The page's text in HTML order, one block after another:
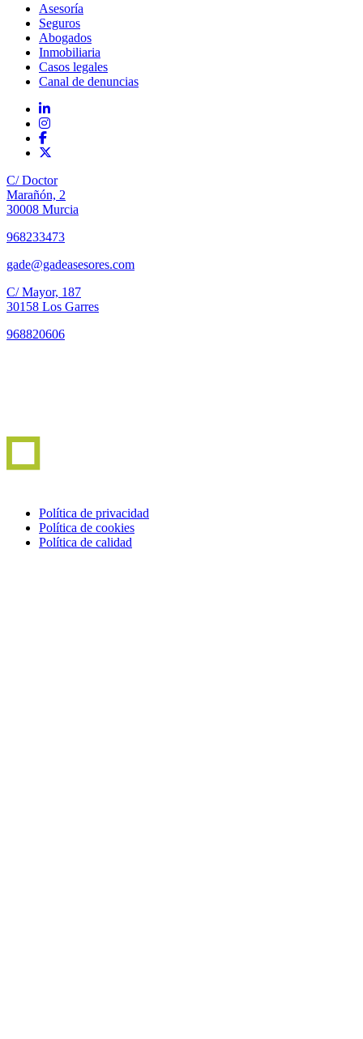
Asesoría
Seguros
Abogados
Inmobiliaria
Casos legales
Canal de denuncias
C/ Doctor
Marañón, 2
30008 Murcia
968233473
gade@gadeasesores.com
C/ Mayor, 187
30158 Los Garres
968820606
Política de privacidad
Política de cookies
Política de calidad